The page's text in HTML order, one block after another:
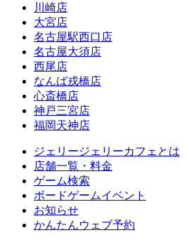
川崎店
大宮店
名古屋駅西口店
名古屋大須店
西尾店
なんば戎橋店
心斎橋店
神戸三宮店
福岡天神店
ジェリージェリーカフェとは
店舗一覧・料金
ゲーム検索
ボードゲームイベント
お知らせ
かんたんウェブ予約